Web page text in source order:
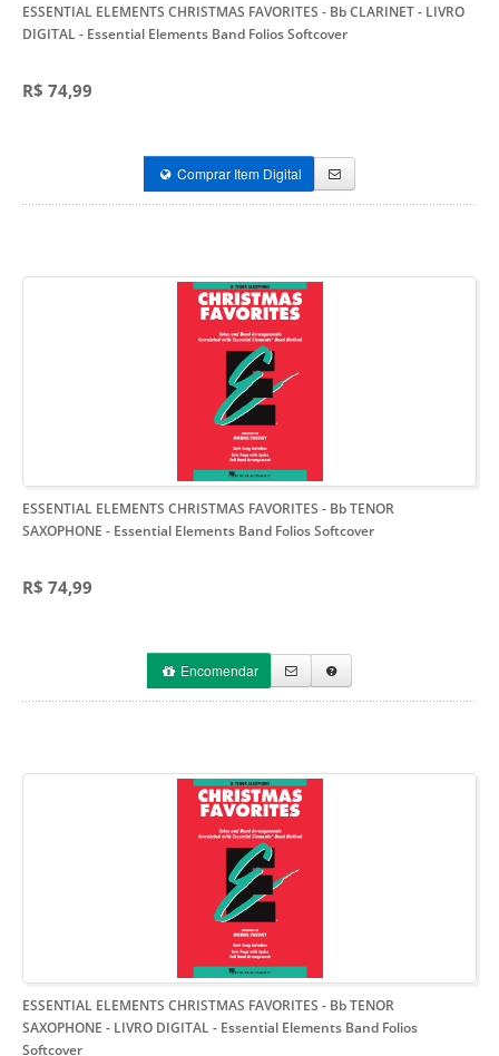
ESSENTIAL ELEMENTS CHRISTMAS FAVORITES - Bb CLARINET - LIVRO
DIGITAL- Essential Elements Band Folios Softcover
R$ 74,99
Comprar Item Digital
ESSENTIAL ELEMENTS CHRISTMAS FAVORITES - Bb TENOR
SAXOPHONE - Essential Elements Band Folios Softcover
R$ 74,99
Encomendar
ESSENTIAL ELEMENTS CHRISTMAS FAVORITES - Bb TENOR
SAXOPHONE - LIVRO DIGITAL- Essential Elements Band Folios
Softcover